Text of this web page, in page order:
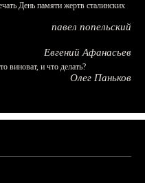
День памяти жертв сталинских
павел попельский
Евгений Афанасьев
виноват, и что делать?
Олег Паньков